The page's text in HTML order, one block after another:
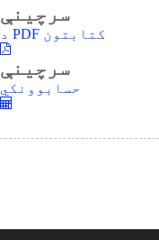
سرچینې
د PDF کتابتون
سرچینې
حسابوونکي